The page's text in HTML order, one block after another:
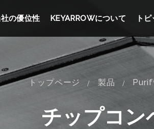
の優位性 KEYARROWについて ト
トップページ 製品
チップコン